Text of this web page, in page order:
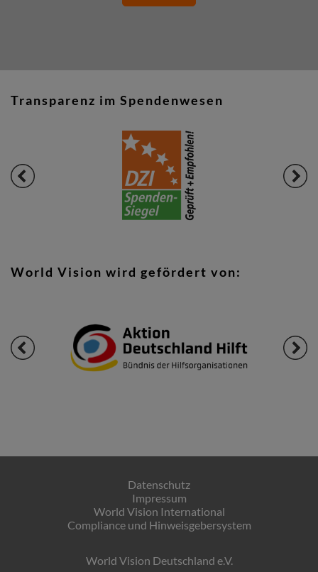
Transparenz im Spendenwesen
World Vision wird gefördert von:
Datenschutz
Impressum
World Vision International
Compliance und Hinweisgebersystem
World Vision Deutschland e.V.